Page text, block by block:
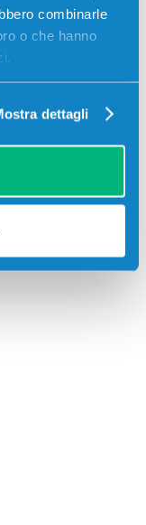
combinarle
o che hanno
dettagli
8000 pagine
IM C400SRF